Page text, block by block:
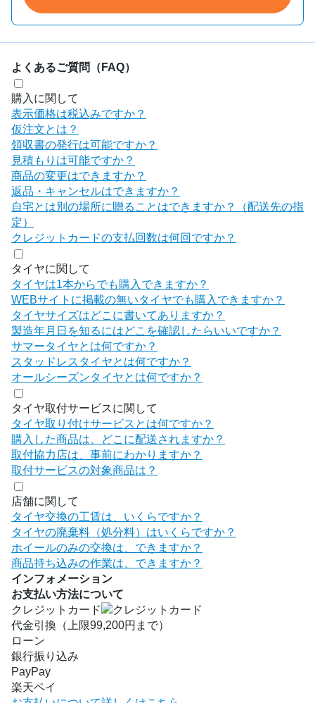
よくあるご質問（FAQ）
購入に関して
表示価格は税込みですか？
仮注文とは？
領収書の発行は可能ですか？
見積もりは可能ですか？
商品の変更はできますか？
返品・キャンセルはできますか？
自宅とは別の場所に贈ることはできますか？（配送先の指
定）
クレジットカードの支払回数は何回ですか？
タイヤに関して
タイヤは1本からでも購入できますか？
WEBサイトに掲載の無いタイヤでも購入できますか？
タイヤサイズはどこに書いてありますか？
製造年月日を知るにはどこを確認したらいいですか？
サマータイヤとは何ですか？
スタッドレスタイヤとは何ですか？
オールシーズンタイヤとは何ですか？
タイヤ取付サービスに関して
タイヤ取り付けサービスとは何ですか？
購入した商品は、どこに配送されますか？
取付協力店は、事前にわかりますか？
取付サービスの対象商品は？
店舗に関して
タイヤ交換の工賃は、いくらですか？
タイヤの廃棄料（処分料）はいくらですか？
ホイールのみの交換は、できますか？
商品持ち込みの作業は、できますか？
インフォメーション
お支払い方法について
クレジットカード
代金引換（上限99,200円まで）
ローン
銀行振り込み
PayPay
楽天ペイ